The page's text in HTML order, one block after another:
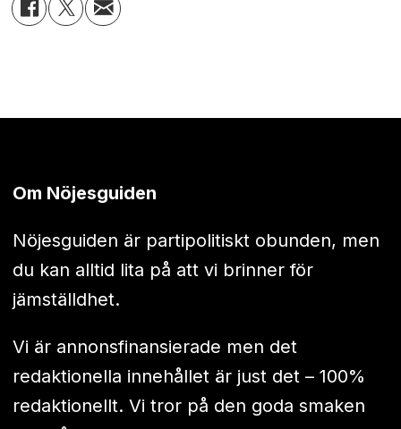
Om Nöjesguiden
Nöjesguiden är partipolitiskt obunden, men
du kan alltid lita på att vi brinner för
jämställdhet.
Vi är annonsfinansierade men det
redaktionella innehållet är just det – 100%
redaktionellt. Vi tror på den goda smaken